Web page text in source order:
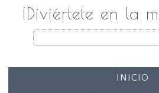
¡Diviértete en la
INICIO